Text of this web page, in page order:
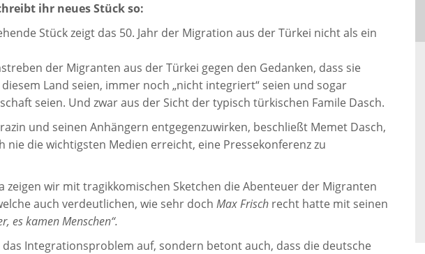
ihr neues Stück so:
Stück zeigt das 50. Jahr der Migration aus der Türkei nicht als ein
der Migranten aus der Türkei gegen den Gedanken, dass sie
Land seien, immer noch „nicht integriert“ seien und sogar
seien. Und zwar aus der Sicht der typisch türkischen Famile Dasch.
und seinen Anhängern entgegenzuwirken, beschließt Memet Dasch,
nie die wichtigsten Medien erreicht, eine Pressekonferenz zu
zeigen wir mit tragikkomischen Sketchen die Abenteuer der Migranten
auch verdeutlichen, wie sehr doch Max Frisch recht hatte mit seinen
es kamen Menschen“.
Integrationsproblem auf, sondern betont auch, dass die deutsche